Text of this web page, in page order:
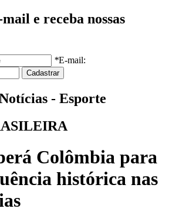
e receba nossas
*E-mail:
- Esporte
Colômbia para
histórica nas